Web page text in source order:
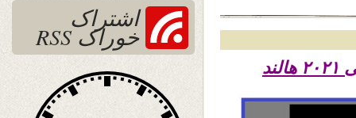
اشتراک
خوراک RSS